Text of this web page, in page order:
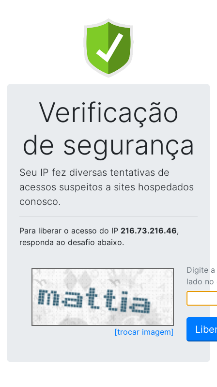
Verificação
de segurança
Seu IP fez diversas tentativas de
acessos suspeitos a sites hospedados
conosco.
Para liberar o acesso do IP 216.73.216.46,
responda ao desafio abaixo.
[trocar imagem]
Digite
lado no